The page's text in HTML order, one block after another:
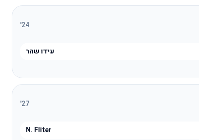
24
'
עידו שהר
27
'
N. Fliter